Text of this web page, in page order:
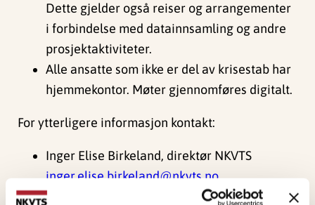
Dette gjelder også reiser og arrangementer
i forbindelse med datainnsamling og andre
prosjektaktiviteter.
Alle ansatte som ikke er del av krisestab har
hjemmekontor. Møter gjennomføres digitalt.
For ytterligere informasjon kontakt:
Inger Elise Birkeland, direktør NKVTS
inger.elise.birkeland@nkvts.no
Thorbjørn Laundal, kommunikasjonssjef